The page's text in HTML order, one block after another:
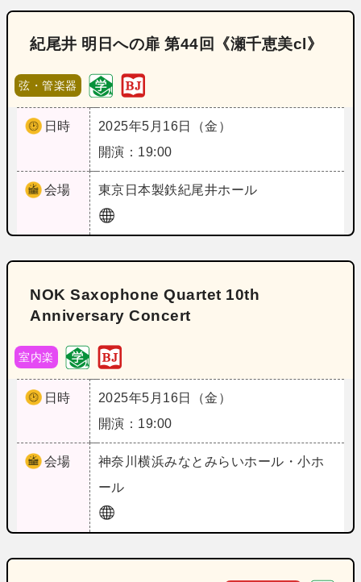
紀尾井 明日への扉 第44回《瀬千恵美cl》
弦・管楽器
日時
2025年5月16日（金）
開演：19:00
会場 東京 日本製鉄紀尾井ホール
NOK Saxophone Quartet 10th
Anniversary Concert
室内楽
日時
2025年5月16日（金）
開演：19:00
会場 神奈川横浜みなとみらいホール・小ホ
ール